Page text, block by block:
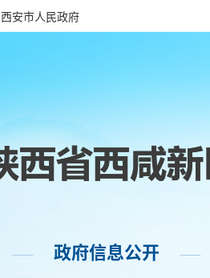
西安市人民政府
—— 政府信息公开 ——